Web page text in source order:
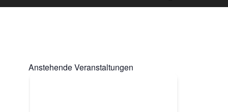
Anstehende Veranstaltungen